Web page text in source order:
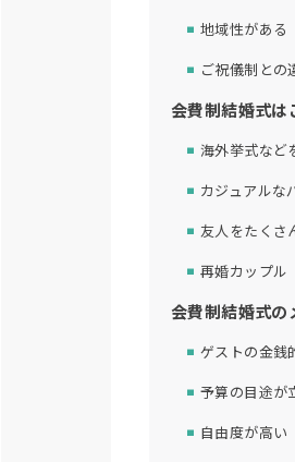
地域性がある
ご祝儀制との
会費制結婚式は
海外挙式など
カジュアルな
友人をたくさ
再婚カップル
会費制結婚式の
ゲストの金銭
予算の目途が
自由度が高い